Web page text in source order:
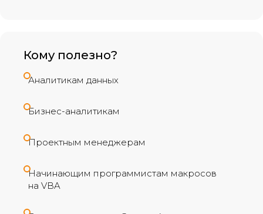
Кому полезно?
Аналитикам данных
Бизнес-аналитикам
Проектным менеджерам
Начинающим программистам макросов
на VBA